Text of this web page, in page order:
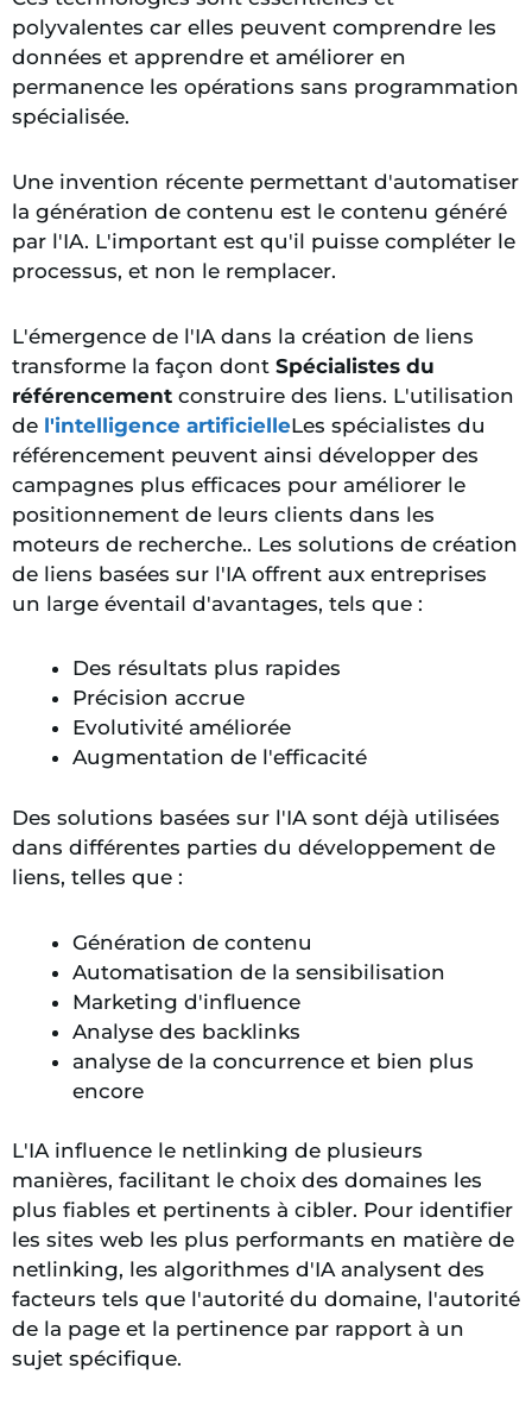
polyvalentes car elles peuvent comprendre les
données et apprendre et améliorer en
permanence les opérations sans programmation
spécialisée.
Une invention récente permettant d'automatiser
la génération de contenu est le contenu généré
par l'IA. L'important est qu'il puisse compléter le
processus, et non le remplacer.
L'émergence de l'IA dans la création de liens
transforme la façon dont Spécialistes du
référencement construire des liens. L'utilisation
de l'intelligence artificielleLes spécialistes du
référencement peuvent ainsi développer des
campagnes plus efficaces pour améliorer le
positionnement de leurs clients dans les
moteurs de recherche.. Les solutions de création
de liens basées sur l'IA offrent aux entreprises
un large éventail d'avantages, tels que :
Des résultats plus rapides
Précision accrue
Evolutivité améliorée
Augmentation de l'efficacité
Des solutions basées sur l'IA sont déjà utilisées
dans différentes parties du développement de
liens, telles que :
Génération de contenu
Automatisation de la sensibilisation
Marketing d'influence
Analyse des backlinks
analyse de la concurrence et bien plus
encore
L'IA influence le netlinking de plusieurs
manières, facilitant le choix des domaines les
plus fiables et pertinents à cibler. Pour identifier
les sites web les plus performants en matière de
netlinking, les algorithmes d'IA analysent des
facteurs tels que l'autorité du domaine, l'autorité
de la page et la pertinence par rapport à un
sujet spécifique.